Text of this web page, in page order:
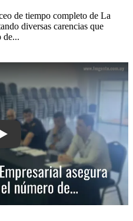
de tiempo completo de La
diversas carencias que
de...
Play: Cámara Empresarial trabaja en